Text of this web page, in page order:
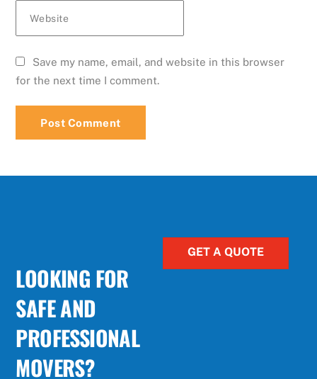
Website
Save my name, email, and website in this browser
for the next time I comment.
LOOKING FOR
SAFE AND
PROFESSIONAL
MOVERS?
GET A QUOTE